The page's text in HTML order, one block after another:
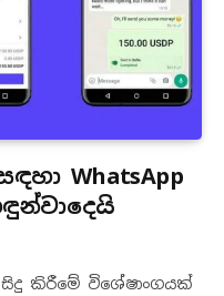
WhatsApp
සිදු කිරීමේ විශේෂාංගයක්